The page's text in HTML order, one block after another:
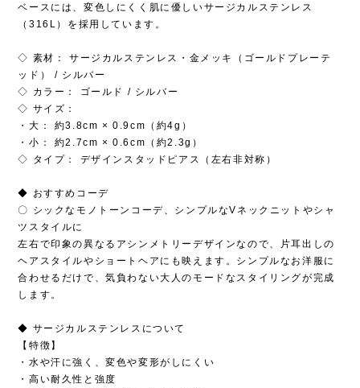
ベースには、変色しにくく肌に優しいサージカルステンレス
（316L）を採用しています。
◇ 素材： サージカルステンレス・金メッキ（ゴールドプレーテ
ッド） / シルバー
◇ カラー： ゴールド / シルバー
◇ サイズ：
・大： 約3.8cm × 0.9cm（約4g）
・小： 約2.7cm × 0.6cm（約2.3g）
◇ タイプ： デザインスタッドピアス（左右非対称）
◆ おすすめコーデ
〇 シックなモノトーンコーデ、シンプルなVネックニットやシャ
ツスタイルに
左右で印象の異なるアシンメトリーデザインなので、片耳出しの
ヘアスタイルやショートヘアにも映えます。シンプルなお洋服に
合わせるだけで、気負わない大人のモードなスタイリングが完成
します。
◆ サージカルステンレスについて
【特徴】
・水や汗に強く、変色や変形がしにくい
・高い耐久性と強度